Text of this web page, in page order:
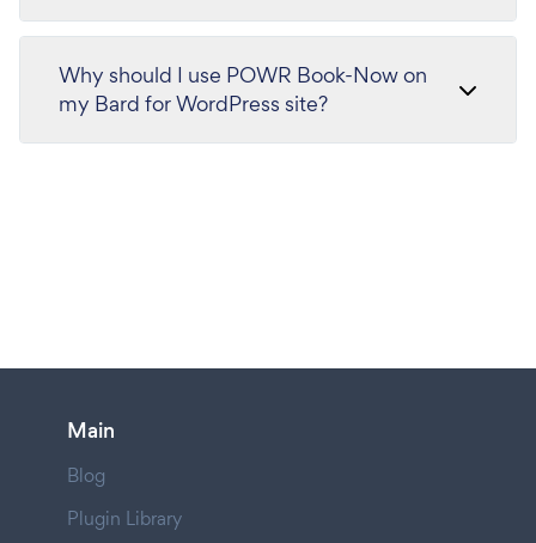
Why should I use POWR Book-Now on
my Bard for WordPress site?
Main
Blog
Plugin Library